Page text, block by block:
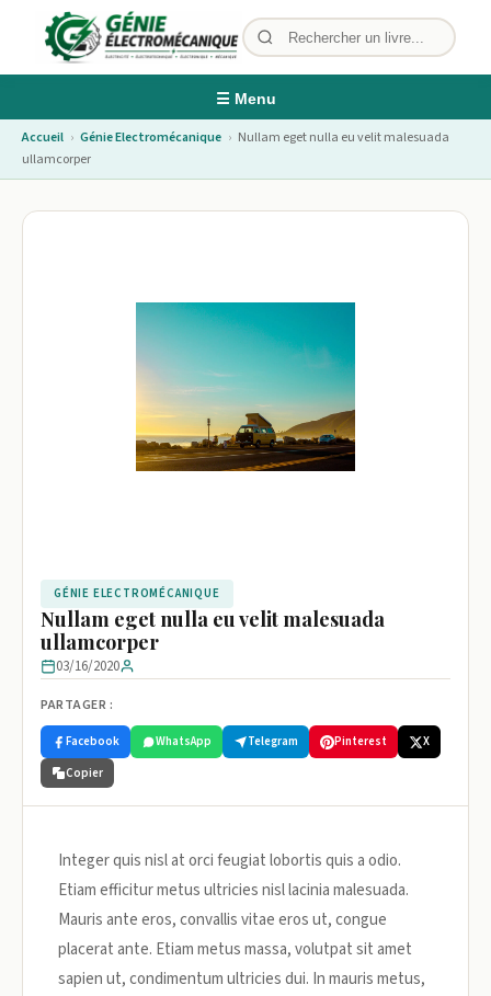
☰ Menu
Accueil › Génie Electromécanique › Nullam eget nulla eu velit malesuada
ullamcorper
GÉNIE ELECTROMÉCANIQUE
Nullam eget nulla eu velit malesuada
ullamcorper
03/16/2020
PARTAGER :
Facebook WhatsApp Telegram Pinterest
X
Copier
Integer quis nisl at orci feugiat lobortis quis a odio.
Etiam efficitur metus ultricies nisl lacinia malesuada.
Mauris ante eros, convallis vitae eros ut, congue
placerat ante. Etiam metus massa, volutpat sit amet
sapien ut, condimentum ultricies dui. In mauris metus,